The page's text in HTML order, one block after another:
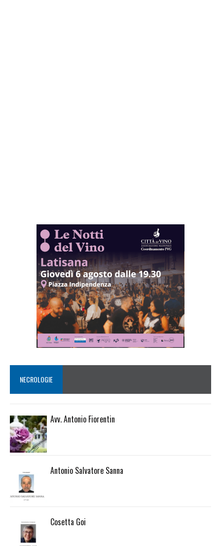
NECROLOGIE
Avv. Antonio Fiorentin
Antonio Salvatore Sanna
Cosetta Goi